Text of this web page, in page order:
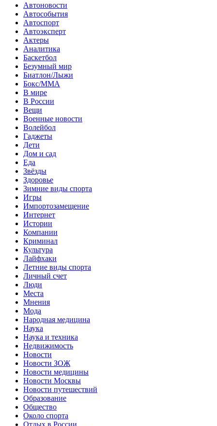
Автоновости
Автособытия
Автоспорт
Автоэксперт
Актеры
Аналитика
Баскетбол
Безумный мир
Биатлон/Лыжи
Бокс/MMA
В мире
В России
Вещи
Военные новости
Волейбол
Гаджеты
Дети
Дом и сад
Еда
Звёзды
Здоровье
Зимние виды спорта
Игры
Импортозамещение
Интернет
Истории
Компании
Криминал
Культура
Лайфхаки
Летние виды спорта
Личный счет
Люди
Места
Мнения
Мода
Народная медицина
Наука
Наука и техника
Недвижимость
Новости
Новости ЗОЖ
Новости медицины
Новости Москвы
Новости путешествий
Образование
Общество
Около спорта
Отдых в России